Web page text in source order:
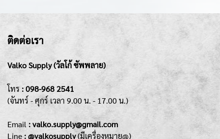
ติดต่อเรา
Valko Supply (วัลโก้ ซัพพลาย)
โทร :098-968 2541
(จันทร์ - ศุกร์เวลา 9.00 น. - 17.00 น.)
Email : valko.supply@gmail.com
Line : @valkosupply(มีเครื่องหมาย@)